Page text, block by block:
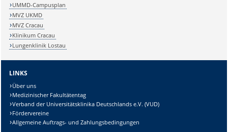
UMMD-Campusplan
MVZ UKMD
MVZ Cracau
Klinikum Cracau
Lungenklinik Lostau
LINKS
Über uns
Medizinischer Fakultätentag
Verband der Universitätsklinika Deutschlands e.V. (VUD)
Fördervereine
Allgemeine Auftrags- und Zahlungsbedingungen